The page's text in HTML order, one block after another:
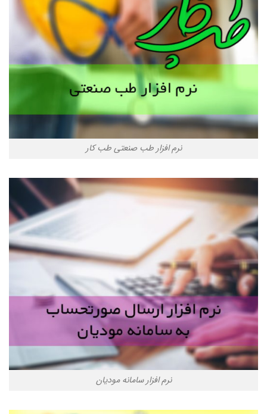
نرم افزار طب صنعتی طب کار
نرم افزار سامانه مودیان